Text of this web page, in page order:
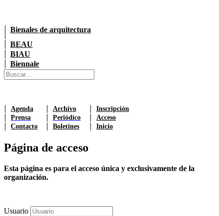
Bienales de arquitectura
BEAU
BIAU
Biennale
Agenda Archivo
Inscripción
Prensa
Periódico
Acceso
Contacto
Boletines Inicio
Página de acceso
Esta página es para el acceso única y exclusivamente de la
organización.
Usuario